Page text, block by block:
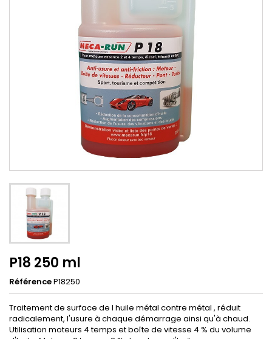
P18 250 ml
RéférenceP18250
Traitement de surface de l huile métal contre métal , réduit
radicalement, l'usure à chaque démarrage ainsi qu'à chaud.
Utilisation moteurs 4 temps et boîte de vitesse 4 % du volume